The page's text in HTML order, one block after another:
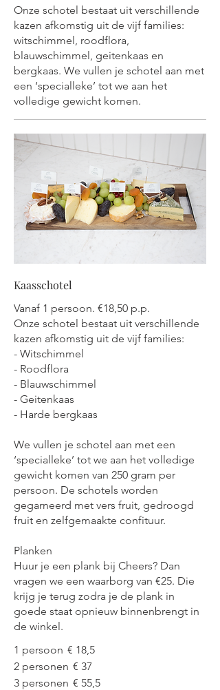
Onze schotel bestaat uit verschillende
kazen afkomstig uit de vijf families:
witschimmel, roodflora,
blauwschimmel, geitenkaas en
bergkaas. We vullen je schotel aan met
een ‘specialleke’ tot we aan het
volledige gewicht komen.
Kaasschotel
Vanaf 1 persoon. €18,50 p.p.
Onze schotel bestaat uit verschillende
kazen afkomstig uit de vijf families:
- Witschimmel
- Roodflora
- Blauwschimmel
- Geitenkaas
- Harde bergkaas
We vullen je schotel aan met een
‘specialleke’ tot we aan het volledige
gewicht komen van 250 gram per
persoon. De schotels worden
gegarneerd met vers fruit, gedroogd
fruit en zelfgemaakte confituur.
Planken
Huur je een plank bij Cheers? Dan
vragen we een waarborg van €25. Die
krijg je terug zodra je de plank in
goede staat opnieuw binnenbrengt in
de winkel.
1 persoon € 18,5
2 personen € 37
3 personen € 55,5